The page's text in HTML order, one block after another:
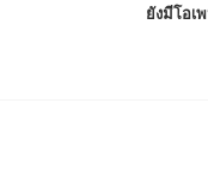
ยังมีโอเ